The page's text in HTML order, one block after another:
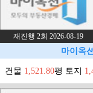
재진행 2회 2026-08-19
마이옥
건물 1,521.80평 토지